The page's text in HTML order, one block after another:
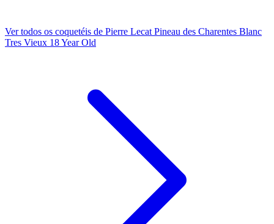
Ver todos os coquetéis de Pierre Lecat Pineau des Charentes Blanc
Tres Vieux 18 Year Old